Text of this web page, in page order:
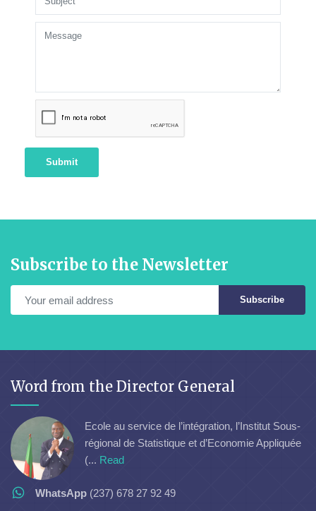
Submit
Subscribe to the Newsletter
Subscribe
Word from the Director General
Ecole au service de l’intégration, l’Institut Sous-
régional de Statistique et d’Economie Appliquée
(... Read
WhatsApp (237) 678 27 92 49